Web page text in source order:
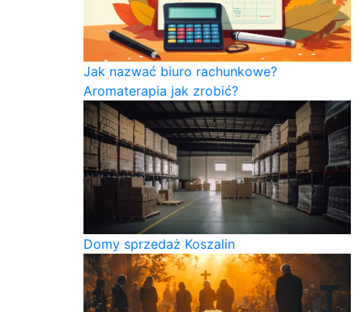
Jak nazwać biuro rachunkowe?
Aromaterapia jak zrobić?
Domy sprzedaż Koszalin